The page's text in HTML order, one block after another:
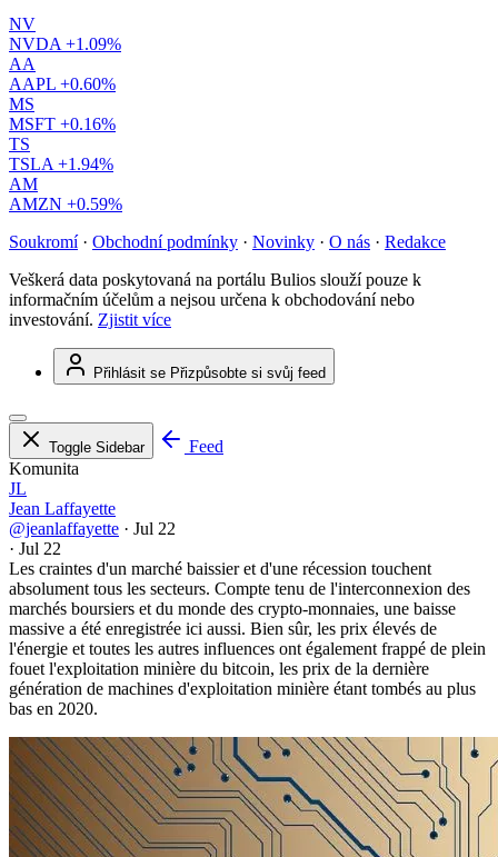
NV
NVDA +1.09%
AA
AAPL +0.60%
MS
MSFT +0.16%
TS
TSLA +1.94%
AM
AMZN +0.59%
Soukromí · Obchodní podmínky · Novinky · O nás · Redakce
Veškerá data poskytovaná na portálu Bulios slouží pouze k
informačním účelům a nejsou určena k obchodování nebo
investování. Zjistit více
Přihlásit se Přizpůsobte si svůj feed
Toggle Sidebar
Feed
Komunita
JL
Jean Laffayette
@jeanlaffayette · Jul 22
· Jul 22
Les craintes d'un marché baissier et d'une récession touchent
absolument tous les secteurs. Compte tenu de l'interconnexion des
marchés boursiers et du monde des crypto-monnaies, une baisse
massive a été enregistrée ici aussi. Bien sûr, les prix élevés de
l'énergie et toutes les autres influences ont également frappé de plein
fouet l'exploitation minière du bitcoin, les prix de la dernière
génération de machines d'exploitation minière étant tombés au plus
bas en 2020.